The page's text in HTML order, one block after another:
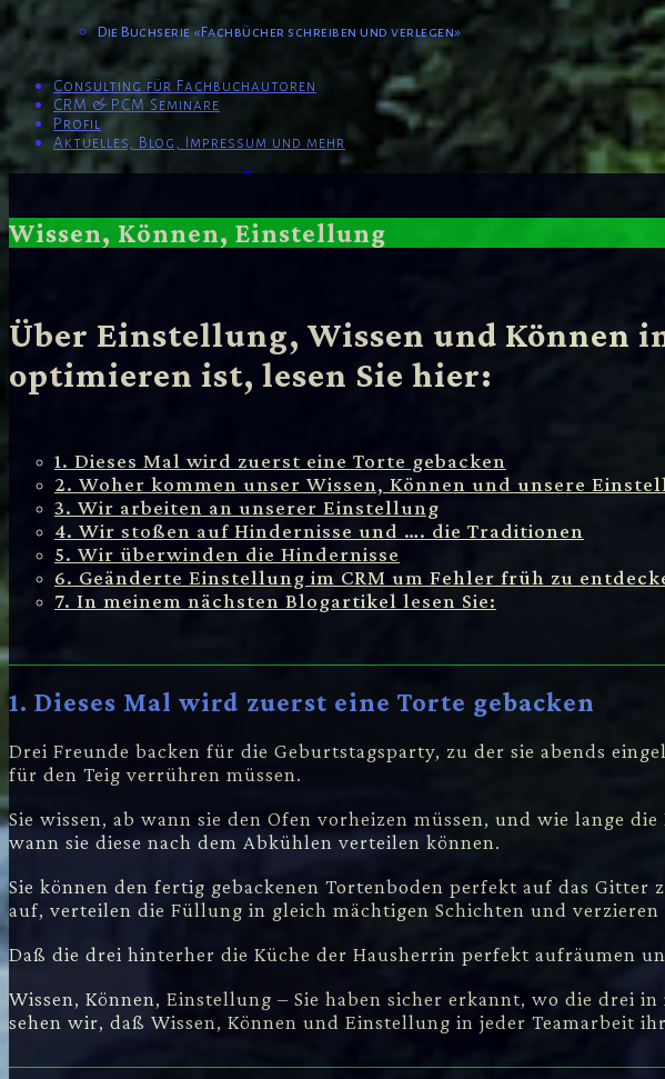
Die Buchserie «Fachbücher schreiben und verlegen»
Consulting für Fachbuchautoren
CRM & PCM Seminare
Profil
Aktuelles, Blog, Impressum und mehr
Wissen, Können, Einstellung
Über Einstellung, Wissen und Können
optimieren ist, lesen Sie hier:
1. Dieses Mal wird zuerst eine Torte gebacken
2. Woher kommen unser Wissen, Können und unsere
3. Wir arbeiten an unserer Einstellung
4. Wir stoßen auf Hindernisse und …. die Traditionen
5. Wir überwinden die Hindernisse
6. Geänderte Einstellung im CRM um Fehler früh zu
7. In meinem nächsten Blogartikel lesen Sie:
1. Dieses Mal wird zuerst eine Torte gebacken
Drei Freunde backen für die Geburtstagsparty, zu der sie abends
für den Teig verrühren müssen.
Sie wissen, ab wann sie den Ofen vorheizen müssen, und wie lange
wann sie diese nach dem Abkühlen verteilen können.
Sie können den fertig gebackenen Tortenboden perfekt auf das
auf, verteilen die Füllung in gleich mächtigen Schichten und
Daß die drei hinterher die Küche der Hausherrin perfekt aufräumen
Wissen, Können, Einstellung – Sie haben sicher erkannt, wo die drei
sehen wir, daß Wissen, Können und Einstellung in jeder Teamarbeit